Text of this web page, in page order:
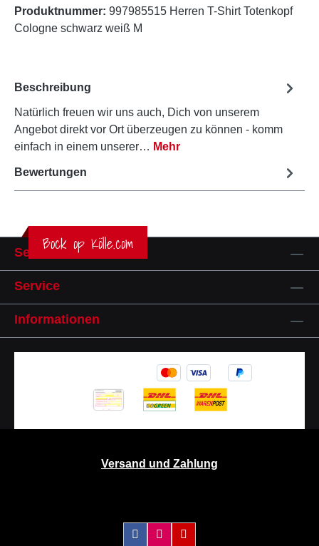
Produktnummer: 997985515 Herren T-Shirt Totenkopf
Cologne schwarz weiß M
Beschreibung
Natürlich freuen wir uns auch, Dich von unserem
Angebot direkt vor Ort überzeugen zu können - komm
einfach in einem unserer… Mehr
Bewertungen
Bock op Kölle.com
Service-Hotline
Service
Informationen
Versand und Zahlung